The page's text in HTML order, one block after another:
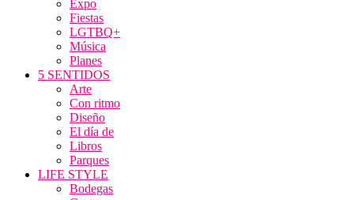
Expo
Fiestas
LGTBQ+
Música
Planes
5 SENTIDOS
Arte
Con ritmo
Diseño
El día de
Libros
Parques
LIFE STYLE
Bodegas